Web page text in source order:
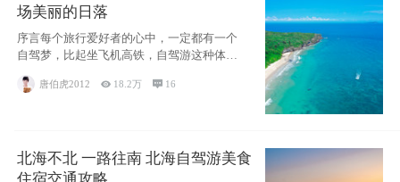
场美丽的日落
序言每个旅行爱好者的心中，一定都有一个
自驾梦，比起坐飞机高铁，自驾游这种体验
唐伯虎2012  18.2万  16
北海不北 一路往南 北海自驾游美食